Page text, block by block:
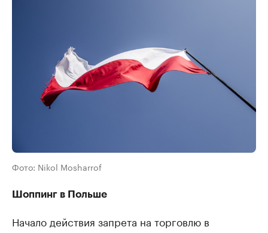
Фото: Nikol Mosharrof
Шоппинг в Польше
Начало действия запрета на торговлю в